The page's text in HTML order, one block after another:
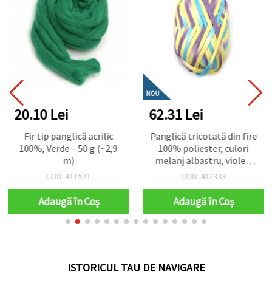
20.10 Lei
Fir tip panglică acrilic
100%, Verde – 50 g (~2,9
m)
COD: 411521
Adaugă în Coş
NOU
62.31 Lei
Panglică tricotată din fire
100% poliester, culori
melanj albastru, violet,
galben - 100 grame
COD: 412333
Adaugă în Coş
ISTORICUL TAU DE NAVIGARE